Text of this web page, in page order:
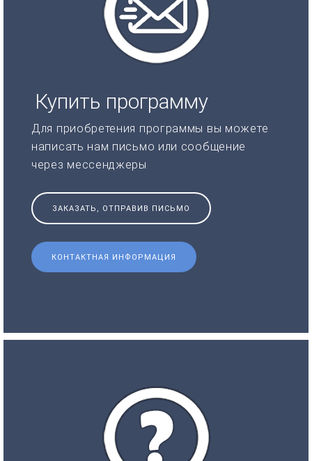
Купить программу
Для приобретения программы вы можете
написать нам письмо или сообщение
через мессенджеры
ЗАКАЗАТЬ, ОТПРАВИВ ПИСЬМО
КОНТАКТНАЯ ИНФОРМАЦИЯ